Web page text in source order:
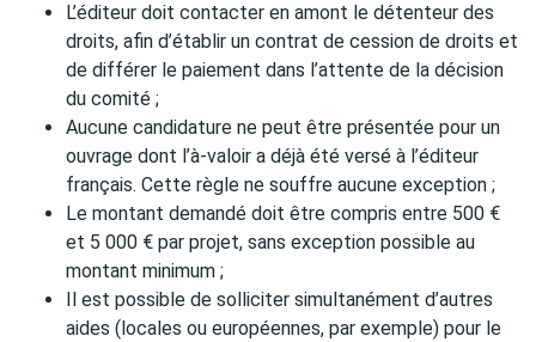
L’éditeur doit contacter en amont le détenteur des
droits, afin d’établir un contrat de cession de droits et
de différer le paiement dans l’attente de la décision
du comité ;
Aucune candidature ne peut être présentée pour un
ouvrage dont l’à-valoir a déjà été versé à l’éditeur
français. Cette règle ne souffre aucune exception ;
Le montant demandé doit être compris entre 500 €
et 5 000 € par projet, sans exception possible au
montant minimum ;
Il est possible de solliciter simultanément d’autres
aides (locales ou européennes, par exemple) pour le